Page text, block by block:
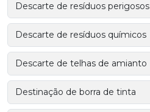
Descarte de resíduos perigosos
Descarte de resíduos químicos
Descarte de telhas de amianto
Destinação de borra de tinta